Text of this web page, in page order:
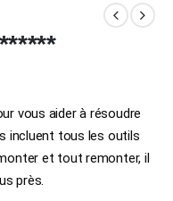
vous aider à résoudre
incluent tous les outils
et tout remonter, il
près.